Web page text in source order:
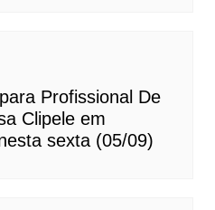
Profissional De
Clipele em
sexta (05/09)